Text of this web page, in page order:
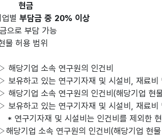
현금
별 부담금 중 20% 이상
으로 부담 가능
물 허용 범위
해당기업 소속 연구원의 인건비
보유하고 있는 연구기자재 및 시설비, 재료비
해당기업 소속 연구원의 인건비(해당기업 현
보유하고 있는 연구기자재 및 시설비, 재료비
* 연구기자재 및 시설비는 인건비를 제외한
해당기업 소속 연구원의 인건비(해당기업 현